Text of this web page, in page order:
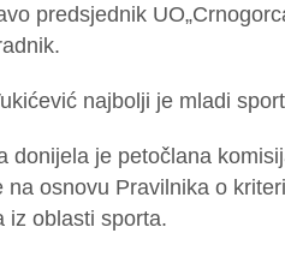
predsjednik
najbolji je mladi
donijela je petočlana
na osnovu Pravilnika o
iz oblasti sporta.